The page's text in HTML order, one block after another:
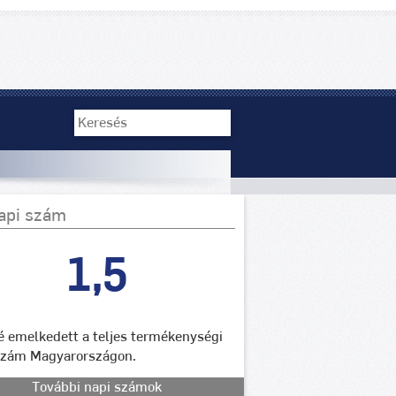
szám
1,5
emelkedett a teljes termékenységi
Magyarországon.
További napi számok